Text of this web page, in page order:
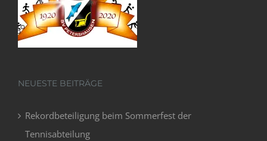
NEUESTE BEITRÄGE
Rekordbeteiligung beim Sommerfest der
Tennisabteilung